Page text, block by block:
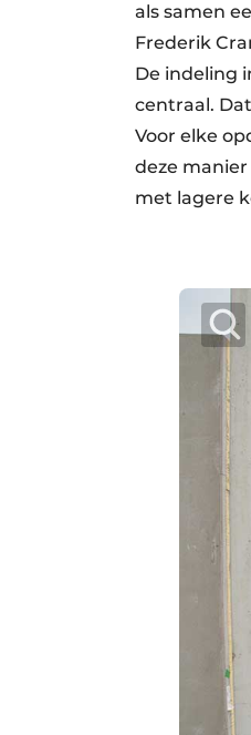
als samen
Frederik
De indeling
centraal.
Voor elke
deze
met lagere